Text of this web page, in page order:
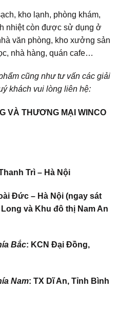
kho lạnh, phòng khám,
nhiệt còn được sử dụng ở
văn phòng, kho xưởng sản
nhà hàng, quán cafe…
cũng như tư vấn các giải
khách vui lòng liên hệ:
VÀ THƯƠNG MẠI WINCO
Trì – Hà Nội
Đức – Hà Nội (ngay sát
và Khu đô thị Nam An
Bắc: KCN Đại Đồng,
Nam: TX Dĩ An, Tỉnh Bình